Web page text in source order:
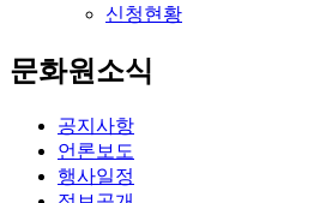
신청현황
문화원소식
공지사항
언론보도
행사일정